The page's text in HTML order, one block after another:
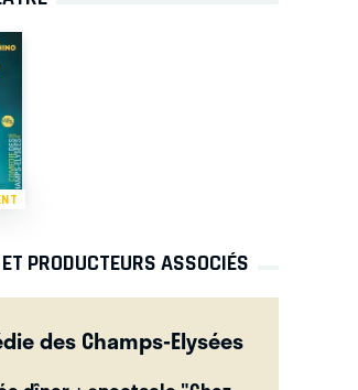
PRODUCTEURS ASSOCIÉS
des Champs-Elysées